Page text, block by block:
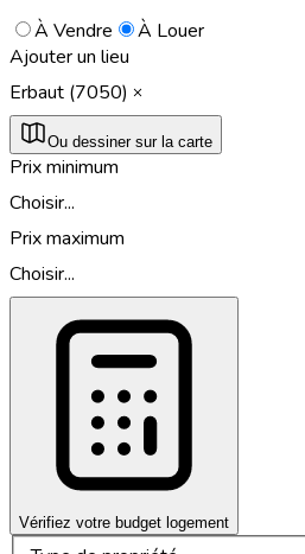
À Vendre
À Louer
Ajouter un lieu
Erbaut (7050)
Ou dessiner sur la carte
Prix minimum
Choisir...
Prix maximum
Choisir...
Vérifiez votre budget logement